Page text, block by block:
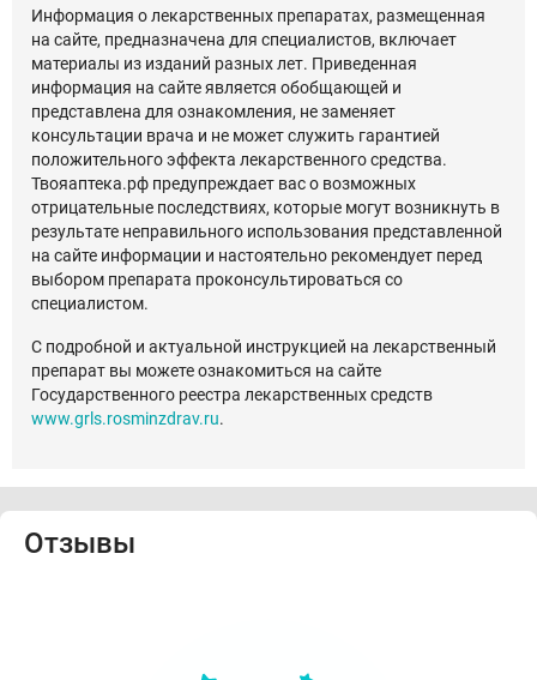
Информация о лекарственных препаратах, размещенная
на сайте, предназначена для специалистов, включает
материалы из изданий разных лет. Приведенная
информация на сайте является обобщающей и
представлена для ознакомления, не заменяет
консультации врача и не может служить гарантией
положительного эффекта лекарственного средства.
Твояаптека.рф предупреждает вас о возможных
отрицательные последствиях, которые могут возникнуть в
результате неправильного использования представленной
на сайте информации и настоятельно рекомендует перед
выбором препарата проконсультироваться со
специалистом.
С подробной и актуальной инструкцией на лекарственный
препарат вы можете ознакомиться на сайте
Государственного реестра лекарственных средств
www.grls.rosminzdrav.ru.
Отзывы